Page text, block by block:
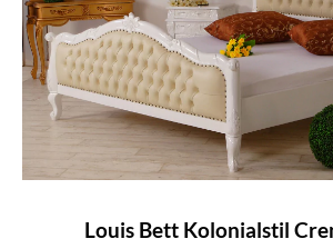
Louis Bett Kolonialstil